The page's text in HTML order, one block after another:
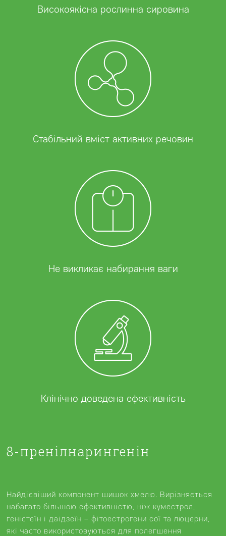
Високоякісна рослинна сировина
Стабільний вміст активних речовин
Не викликає набирання ваги
Клінічно доведена ефективність
8-пренілнарингенін
Найдієвіший компонент шишок хмелю. Вирізняється
набагато більшою ефективністю, ніж куместрол,
геністеїн і даідзеїн – фітоестрогени сої та люцерни,
які часто використовуються для полегшення